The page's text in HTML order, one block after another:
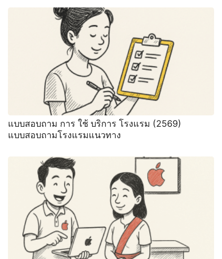
แบบสอบถาม การ ใช้ บริการ โรงแรม (2569)
แบบสอบถามโรงแรมแนวทาง